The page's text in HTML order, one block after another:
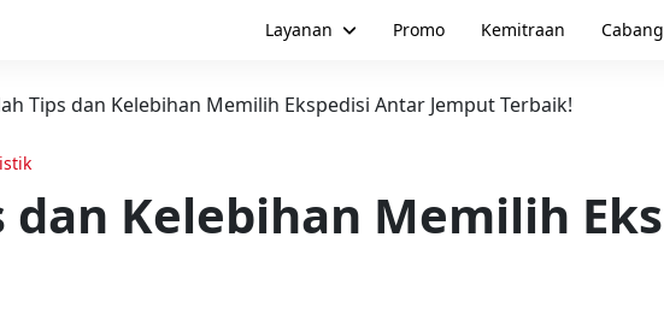
Layanan Promo Kemitraan
Tips dan Kelebihan Memilih Ekspedisi Antar Jemput Terbaik!
Kelebihan Memilih